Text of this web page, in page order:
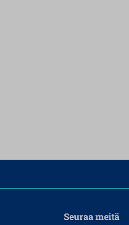
Seuraa meitä